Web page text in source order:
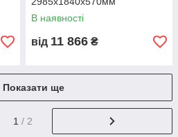
заявку на сайті
лотки під ваш проєкт,
доставку.
надійний постачальник ЗБВ в
В наявності
від 11 866 ₴
Показати ще
1 / 2